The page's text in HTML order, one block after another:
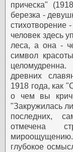
прическа"
березка -
стихотворение
человек здесь
леса, а она -
символ
целомудренна.
древних
1918 года, как
о чем вы
"Закружилась
последних,
отмечена
глубокое